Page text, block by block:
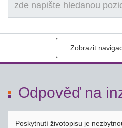
Zobrazit
Odpověď na
Poskytnutí životopisu je